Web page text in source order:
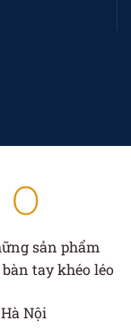
sản phẩm
tay khéo léo
Nội